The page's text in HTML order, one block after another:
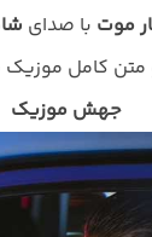
موت با صدای
کامل موزیک با
جهش موزیک